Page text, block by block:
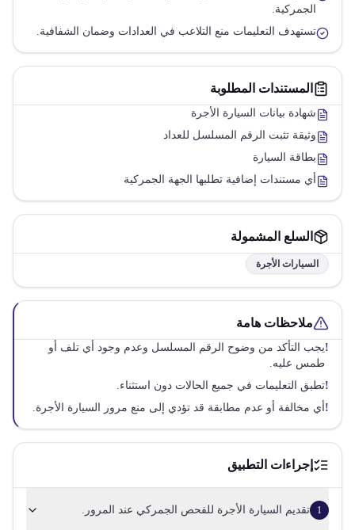
الجمركية.
تستهدف التعليمات منع التلاعب في العدادات وضمان الشفافية.
المستندات المطلوبة
شهادة بيانات السيارة الأجرة
وثيقة تثبت الرقم المسلسل للعداد
بطاقة السيارة
أي مستندات إضافية تطلبها الجهة الجمركية
السلع المشمولة
السيارات الأجرة
ملاحظات هامة
!يجب التأكد من وضوح الرقم المسلسل وعدم وجود أي تلف أو
طمس عليه.
!تطبق التعليمات في جميع الحالات دون استثناء.
! أي مخالفة أو عدم مطابقة قد تؤدي إلى منع مرور السيارة الأجرة.
إجراءات التطبيق
1 تقديم السيارة الأجرة للفحص الجمركي عند المرور.